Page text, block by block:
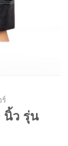
ร์
นิ้ว รุ่น